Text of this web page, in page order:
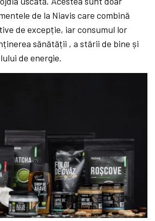
de la Niavis care combină
de excepție, iar consumul lor
sănătății , a stării de bine și
de energie.